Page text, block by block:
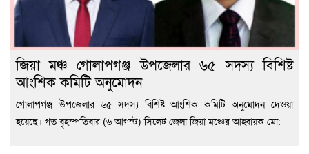
জিয়া মঞ্চ গোলাপগঞ্জ উপজেলার ৬৫ সদস্য বিশিষ্ট
আংশিক কমিটি অনুমোদন
গোলাপগঞ্জ উপজেলার ৬৫ সদস্য বিশিষ্ট আংশিক কমিটি অনুমোদন দেওয়া
হয়েছে। গত বৃহস্পতিবার (৬ আগস্ট) সিলেট জেলা জিয়া মঞ্চের আহ্বায়ক মো: